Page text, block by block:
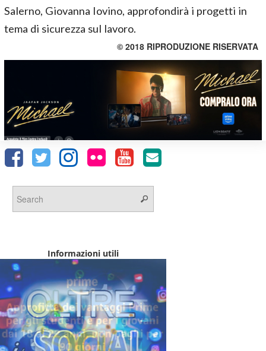
Salerno, Giovanna Iovino, approfondirà i progetti in
tema di sicurezza sul lavoro.
© 2018 RIPRODUZIONE RISERVATA
Informazioni utili